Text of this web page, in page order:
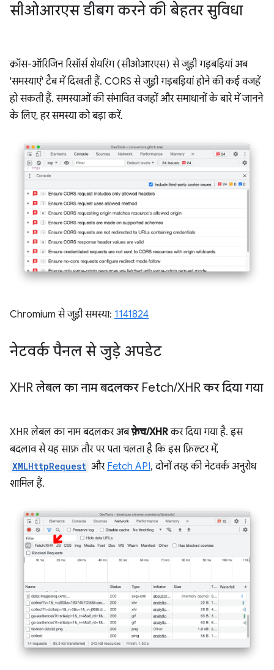
सीओआरएस डीबग करने की बेहतर सुविधा
क्रॉस-ऑरिजिन रिसॉर्स शेयरिंग (सीओआरएस) से जुड़ी गड़बड़ियां अब
'समस्याएं' टैब में दिखती हैं. CORS से जुड़ी गड़बड़ियां होने की कई वजहें
हो सकती हैं. समस्याओं की संभावित वजहों और समाधानों के बारे में जानने
के लिए, हर समस्या को बड़ा करें.
Chromium से जुड़ी समस्या: 1141824
नेटवर्क पैनल से जुड़े अपडेट
XHR लेबल का नाम बदलकर Fetch/XHR कर दिया गया
XHR लेबल का नाम बदलकर अबफ़ेच/XHRकर दिया गया है. इस
बदलाव से यह साफ़ तौर पर पता चलता है कि इस फ़िल्टर में,
XMLHttpRequest और Fetch API, दोनों तरह की नेटवर्क अनुरोध
शामिल हैं.